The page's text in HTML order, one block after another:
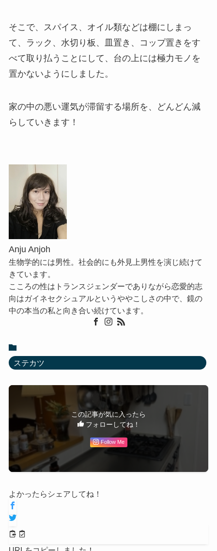
そこで、スパイス、オイル類などは棚にしまっ
て、ラック、水切り板、皿置き、コップ置きをす
べて取り払うことにして、台の上には極力モノを
置かないようにしました。
家の中の悪い運気が滞留する場所を、どんどん減
らしていきます！
Anju Anjoh
生物学的には男性。社会的にも外見上男性を演じ続けて
きています。
こころの性はトランスジェンダーでありながら恋愛的志
向はガイネセクシュアルというややこしさの中で、鏡の
中の本当の私と向き合い続けています。
ステカツ
この記事が気に入ったら
フォローしてね！
Follow Me
よかったらシェアしてね！